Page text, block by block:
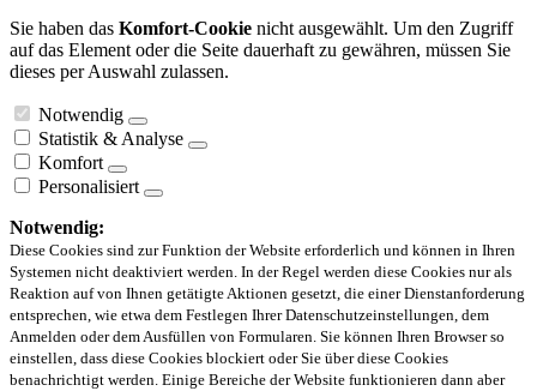
Sie haben das Komfort-Cookie nicht ausgewählt. Um den Zugriff
auf das Element oder die Seite dauerhaft zu gewähren, müssen Sie
dieses per Auswahl zulassen.
Notwendig
Statistik & Analyse
Komfort
Personalisiert
Notwendig:
Diese Cookies sind zur Funktion der Website erforderlich und können in Ihren
Systemen nicht deaktiviert werden. In der Regel werden diese Cookies nur als
Reaktion auf von Ihnen getätigte Aktionen gesetzt, die einer Dienstanforderung
entsprechen, wie etwa dem Festlegen Ihrer Datenschutzeinstellungen, dem
Anmelden oder dem Ausfüllen von Formularen. Sie können Ihren Browser so
einstellen, dass diese Cookies blockiert oder Sie über diese Cookies
benachrichtigt werden. Einige Bereiche der Website funktionieren dann aber